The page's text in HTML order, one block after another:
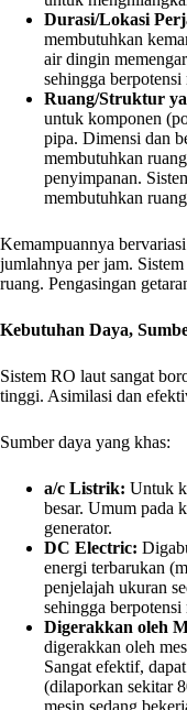
Durasi/Lokasi
membutuhkan
air dingin
sehingga
Ruang/Struktur
untuk komponen
pipa. Dimensi dan
membutuhkan
penyimpanan.
membutuhkan
Kemampuannya
jumlahnya per jam.
ruang. Pengasingan
Kebutuhan Daya,
Sistem RO laut sangat
tinggi. Asimilasi dan
Sumber daya yang khas:
a/c Listrik: Untuk
besar. Umum pada
generator.
DC Electric:
energi terbarukan
penjelajah ukuran
sehingga
Digerakkan oleh
digerakkan oleh
Sangat efektif,
(dilaporkan sekitar